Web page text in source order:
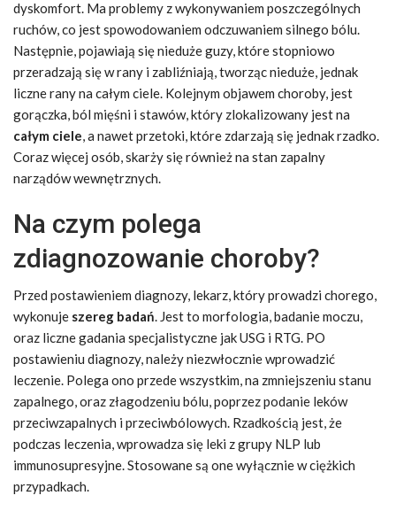
dyskomfort. Ma problemy z wykonywaniem poszczególnych
ruchów, co jest spowodowaniem odczuwaniem silnego bólu.
Następnie, pojawiają się nieduże guzy, które stopniowo
przeradzają się w rany i zabliźniają, tworząc nieduże, jednak
liczne rany na całym ciele. Kolejnym objawem choroby, jest
gorączka, ból mięśni i stawów, który zlokalizowany jest na
całym ciele, a nawet przetoki, które zdarzają się jednak rzadko.
Coraz więcej osób, skarży się również na stan zapalny
narządów wewnętrznych.
Na czym polega
zdiagnozowanie choroby?
Przed postawieniem diagnozy, lekarz, który prowadzi chorego,
wykonuje szereg badań. Jest to morfologia, badanie moczu,
oraz liczne gadania specjalistyczne jak USG i RTG. PO
postawieniu diagnozy, należy niezwłocznie wprowadzić
leczenie. Polega ono przede wszystkim, na zmniejszeniu stanu
zapalnego, oraz złagodzeniu bólu, poprzez podanie leków
przeciwzapalnych i przeciwbólowych. Rzadkością jest, że
podczas leczenia, wprowadza się leki z grupy NLP lub
immunosupresyjne. Stosowane są one wyłącznie w ciężkich
przypadkach.